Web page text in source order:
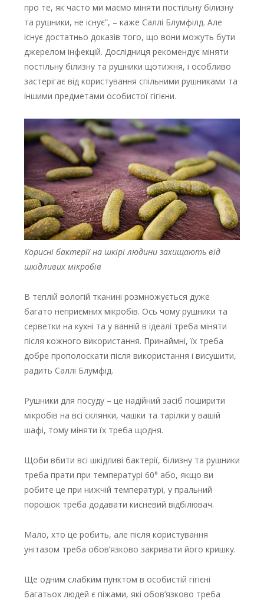
про те, як часто ми маємо міняти постільну білизну
та рушники, не існує”, – каже Саллі Блумфілд. Але
існує достатньо доказів того, що вони можуть бути
джерелом інфекцій. Дослідниця рекомендує міняти
постільну білизну та рушники щотижня, і особливо
застерігає від користування спільними рушниками та
іншими предметами особистої гігієни.
Корисні бактерії на шкірі людини захищають від
шкідливих мікробів
В теплій вологій тканині розмножується дуже
багато неприємних мікробів. Ось чому рушники та
серветки на кухні та у ванній в ідеалі треба міняти
після кожного використання. Принаймні, їх треба
добре прополоскати після використання і висушити,
радить Саллі Блумфід.
Рушники для посуду – це надійний засіб поширити
мікробів на всі склянки, чашки та тарілки у вашій
шафі, тому міняти їх треба щодня.
Щоби вбити всі шкідливі бактерії, білизну та рушники
треба прати при температурі 60° або, якщо ви
робите це при нижчій температурі, у пральний
порошок треба додавати кисневий відбілювач.
Мало, хто це робить, але після користування
унітазом треба обов’язково закривати його кришку.
Ще одним слабким пунктом в особистій гігієні
багатьох людей є піжами, які обов’язково треба